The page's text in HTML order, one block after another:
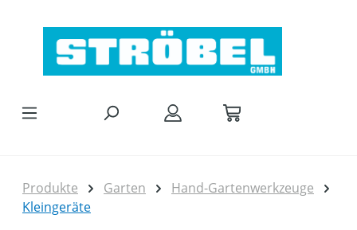
Produkte Garten
Hand-Gartenwerkzeuge
Kleingeräte